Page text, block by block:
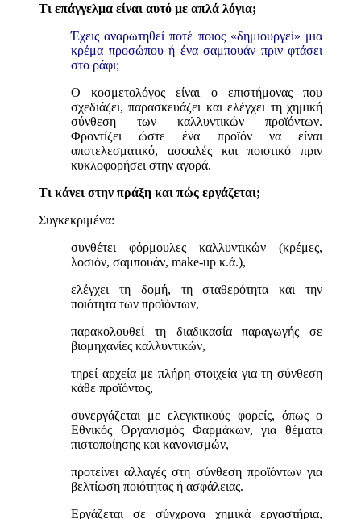
Τι επάγγελμα είναι αυτό με απλά λόγια;
Έχεις αναρωτηθεί ποτέ ποιος «δημιουργεί» μια
κρέμα προσώπου ή ένα σαμπουάν πριν φτάσει
στο ράφι;
Ο κοσμετολόγος είναι ο επιστήμονας που
σχεδιάζει, παρασκευάζει και ελέγχει τη χημική
σύνθεση των καλλυντικών προϊόντων.
Φροντίζει ώστε ένα προϊόν να είναι
αποτελεσματικό, ασφαλές και ποιοτικό πριν
κυκλοφορήσει στην αγορά.
Τι κάνει στην πράξη και πώς εργάζεται;
Συγκεκριμένα:
συνθέτει φόρμουλες καλλυντικών (κρέμες,
λοσιόν, σαμπουάν, make-up κ.ά.),
ελέγχει τη δομή, τη σταθερότητα και την
ποιότητα των προϊόντων,
παρακολουθεί τη διαδικασία παραγωγής σε
βιομηχανίες καλλυντικών,
τηρεί αρχεία με πλήρη στοιχεία για τη σύνθεση
κάθε προϊόντος,
συνεργάζεται με ελεγκτικούς φορείς, όπως ο
Εθνικός Οργανισμός Φαρμάκων, για θέματα
πιστοποίησης και κανονισμών,
προτείνει αλλαγές στη σύνθεση προϊόντων για
βελτίωση ποιότητας ή ασφάλειας.
Εργάζεται σε σύγχρονα χημικά εργαστήρια,